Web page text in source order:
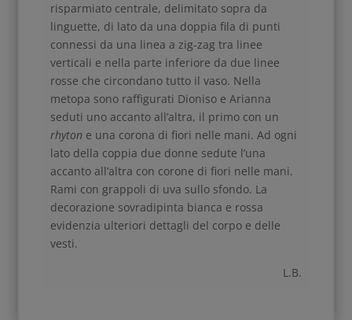
risparmiato centrale, delimitato sopra da
linguette, di lato da una doppia fila di punti
connessi da una linea a zig-zag tra linee
verticali e nella parte inferiore da due linee
rosse che circondano tutto il vaso. Nella
metopa sono raffigurati Dioniso e Arianna
seduti uno accanto all’altra, il primo con un
rhyton e una corona di fiori nelle mani. Ad ogni
lato della coppia due donne sedute l’una
accanto all’altra con corone di fiori nelle mani.
Rami con grappoli di uva sullo sfondo. La
decorazione sovradipinta bianca e rossa
evidenzia ulteriori dettagli del corpo e delle
vesti.
L.B.